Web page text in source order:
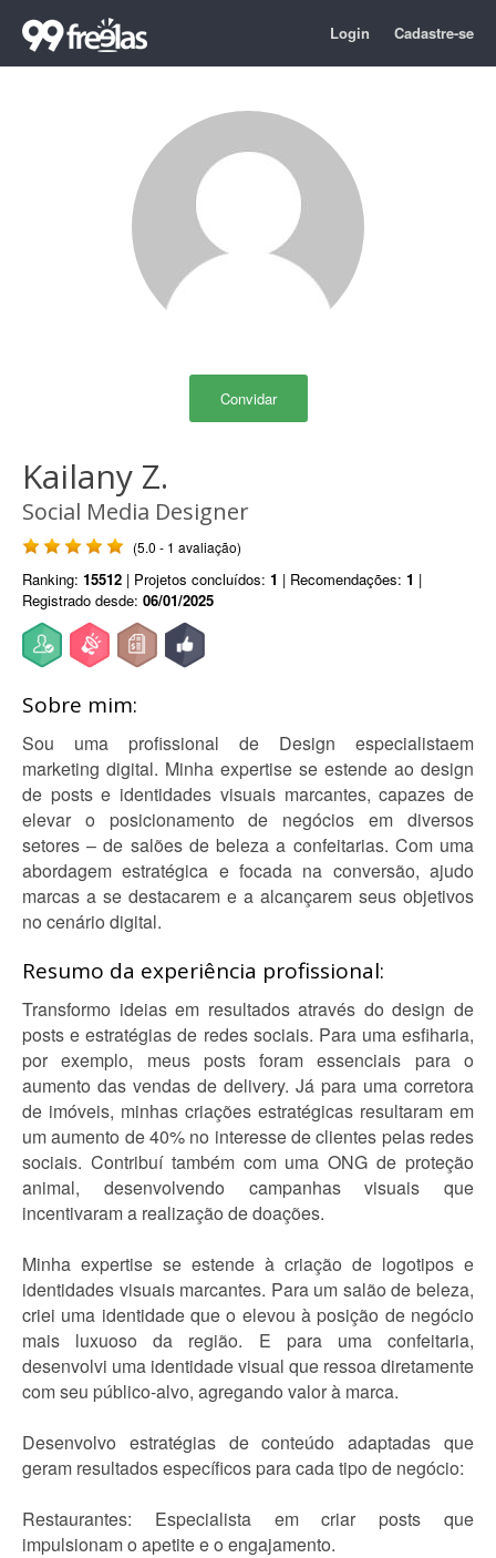
Login Cadastre-se
Convidar
Kailany Z.
Social Media Designer
(5.0 - 1 avaliação)
Ranking: 15512 | Projetos concluídos: 1 | Recomendações: 1 |
Registrado desde: 06/01/2025
Sobre mim:
Sou uma profissional de Design especialistaem
marketing digital. Minha expertise se estende ao design
de posts e identidades visuais marcantes, capazes de
elevar o posicionamento de negócios em diversos
setores – de salões de beleza a confeitarias. Com uma
abordagem estratégica e focada na conversão, ajudo
marcas a se destacarem e a alcançarem seus objetivos
no cenário digital.
Resumo da experiência profissional:
Transformo ideias em resultados através do design de
posts e estratégias de redes sociais. Para uma esfiharia,
por exemplo, meus posts foram essenciais para o
aumento das vendas de delivery. Já para uma corretora
de imóveis, minhas criações estratégicas resultaram em
um aumento de 40% no interesse de clientes pelas redes
sociais. Contribuí também com uma ONG de proteção
animal, desenvolvendo campanhas visuais que
incentivaram a realização de doações.
Minha expertise se estende à criação de logotipos e
identidades visuais marcantes. Para um salão de beleza,
criei uma identidade que o elevou à posição de negócio
mais luxuoso da região. E para uma confeitaria,
desenvolvi uma identidade visual que ressoa diretamente
com seu público-alvo, agregando valor à marca.
Desenvolvo estratégias de conteúdo adaptadas que
geram resultados específicos para cada tipo de negócio:
Restaurantes: Especialista em criar posts que
impulsionam o apetite e o engajamento.